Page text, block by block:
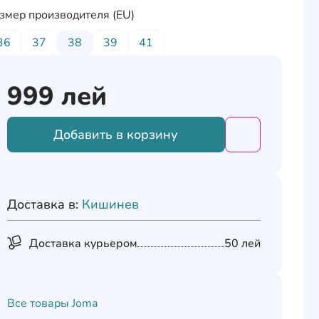
производителя (EU)
37 38 39 41
999 лей
Добавить в корзину
Доставка в: Кишинев
Доставка курьером 50 лей
Все товары Joma